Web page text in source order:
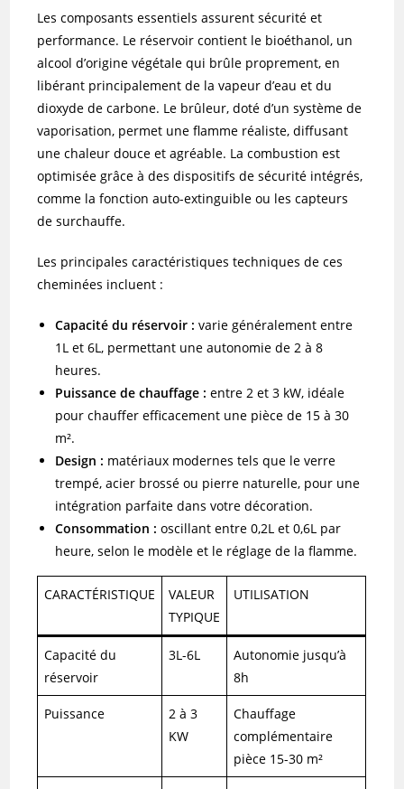
Les composants essentiels assurent sécurité et
performance. Le réservoir contient le bioéthanol, un
alcool d’origine végétale qui brûle proprement, en
libérant principalement de la vapeur d’eau et du
dioxyde de carbone. Le brûleur, doté d’un système de
vaporisation, permet une flamme réaliste, diffusant
une chaleur douce et agréable. La combustion est
optimisée grâce à des dispositifs de sécurité intégrés,
comme la fonction auto-extinguible ou les capteurs
de surchauffe.
Les principales caractéristiques techniques de ces
cheminées incluent :
Capacité du réservoir : varie généralement entre
1L et 6L, permettant une autonomie de 2 à 8
heures.
Puissance de chauffage : entre 2 et 3 kW, idéale
pour chauffer efficacement une pièce de 15 à 30
m².
Design : matériaux modernes tels que le verre
trempé, acier brossé ou pierre naturelle, pour une
intégration parfaite dans votre décoration.
Consommation : oscillant entre 0,2L et 0,6L par
heure, selon le modèle et le réglage de la flamme.
CARACTÉRISTIQUE
VALEUR
TYPIQUE
UTILISATION
Capacité du
réservoir
3L-6L
Autonomie jusqu’à
8h
Puissance
2 à 3
KW
Chauffage
complémentaire
pièce 15-30 m²